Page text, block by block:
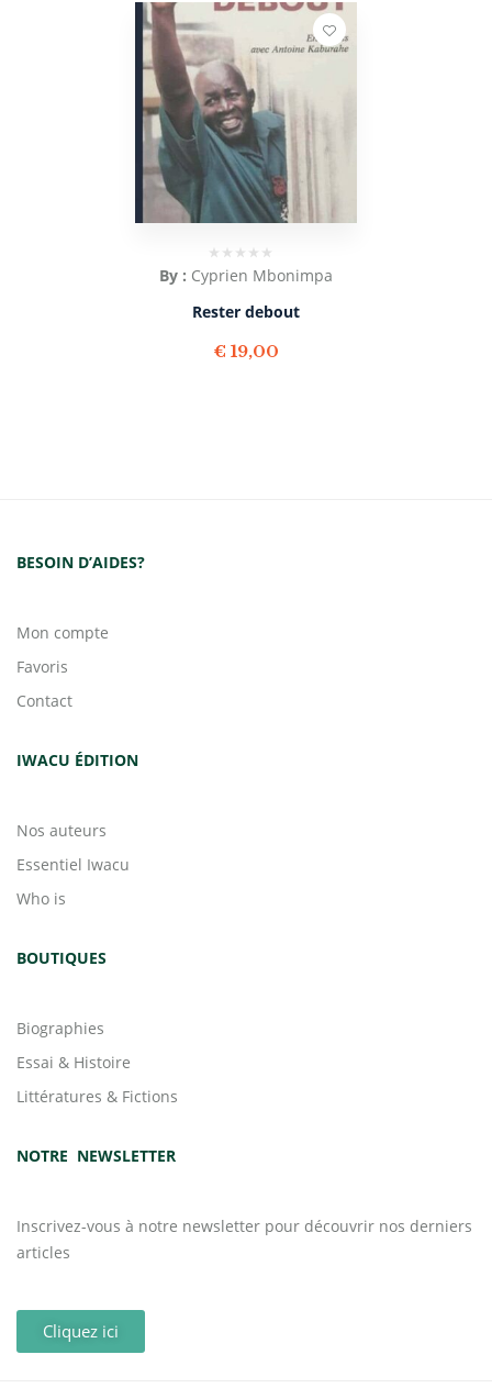
By : Cyprien Mbonimpa
Rester debout
€ 19,00
BESOIN D’AIDES?
Mon compte
Favoris
Contact
IWACU ÉDITION
Nos auteurs
Essentiel Iwacu
Who is
BOUTIQUES
Biographies
Essai & Histoire
Littératures & Fictions
NOTRE NEWSLETTER
Inscrivez-vous à notre newsletter pour découvrir nos derniers
articles
Cliquez ici